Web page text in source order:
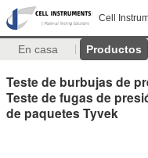
Cell
En casa Productos
Teste de burbujas de
Teste de fugas de
de paquetes Tyvek